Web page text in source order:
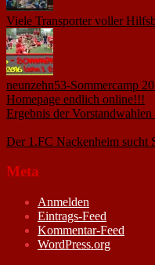
Viele Transporter voller
neunzehn53-Sommercamp
Homepage endlich online!!!
Ergebnis der
Der 1.FC Nackenheim sucht
Meta
Anmelden
Eintrags-Feed
Kommentar-Feed
WordPress.org